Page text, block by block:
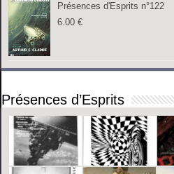
Présences d'Esprits n°122
6.00€
Présences d’Esprits